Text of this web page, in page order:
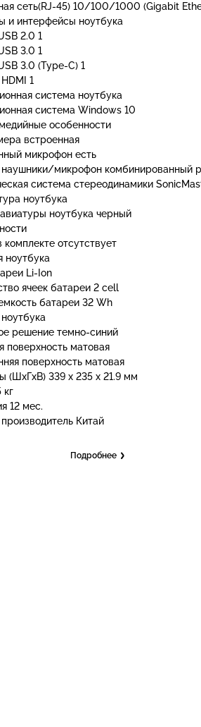
сеть(RJ-45) 10/100/1000 (Gigabit
и интерфейсы ноутбука
2.0 1
3.0 1
3.0 (Type-C) 1
1
система ноутбука
система Windows 10
особенности
встроенная
микрофон есть
наушники/микрофон комбинированный
система стереодинамики
ноутбука
ноутбука черный
отсутствует
ноутбука
Li-Ion
ячеек батареи 2 cell
батареи 32 Wh
решение темно-синий
поверхность матовая
поверхность матовая
(ШхГхВ) 339 х 235 х 21.9 мм
кг
12 мес.
Китай
Подробнее